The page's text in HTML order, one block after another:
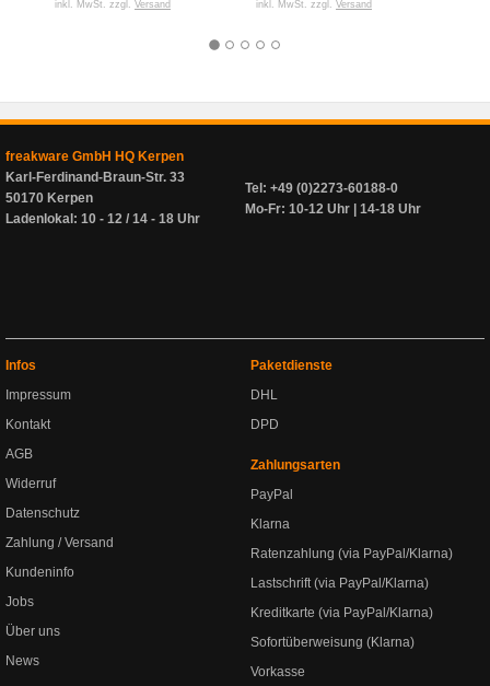
inkl. MwSt. zzgl. Versand inkl. MwSt. zzgl. Versand
freakware GmbH HQ Kerpen
Karl-Ferdinand-Braun-Str. 33
50170 Kerpen
Ladenlokal: 10 - 12 / 14 - 18 Uhr
Tel: +49 (0)2273-60188-0
Mo-Fr: 10-12 Uhr | 14-18 Uhr
Infos
Impressum
Kontakt
AGB
Widerruf
Datenschutz
Zahlung / Versand
Kundeninfo
Jobs
Über uns
News
Paketdienste
DHL
DPD
Zahlungsarten
PayPal
Klarna
Ratenzahlung (via PayPal/Klarna)
Lastschrift (via PayPal/Klarna)
Kreditkarte (via PayPal/Klarna)
Sofortüberweisung (Klarna)
Vorkasse